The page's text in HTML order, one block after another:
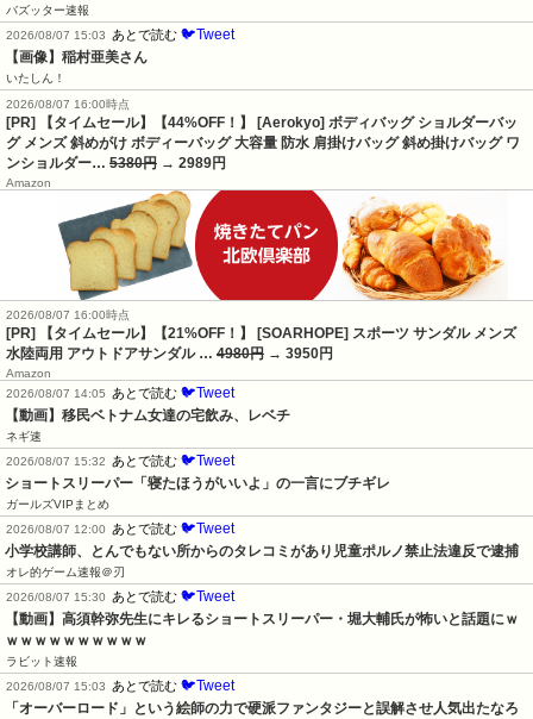
バズッター速報
2026/08/07 15:03 あとで読む 🐦Tweet
【画像】稲村亜美さん
いたしん！
2026/08/07 16:00時点
[PR] 【タイムセール】【44%OFF！】 [Aerokyo] ボディバッグ ショルダーバッ
グ メンズ 斜めがけ ボディーバッグ 大容量 防水 肩掛けバッグ 斜め掛けバッグ ワ
ンショルダー… 5380円 → 2989円
Amazon
2026/08/07 16:00時点
[PR] 【タイムセール】【21%OFF！】 [SOARHOPE] スポーツ サンダル メンズ
水陸両用 アウトドアサンダル … 4980円 → 3950円
Amazon
2026/08/07 14:05 あとで読む 🐦Tweet
【動画】移民ベトナム女達の宅飲み、レベチ
ネギ速
2026/08/07 15:32 あとで読む 🐦Tweet
ショートスリーパー「寝たほうがいいよ」の一言にブチギレ
ガールズVIPまとめ
2026/08/07 12:00 あとで読む 🐦Tweet
小学校講師、とんでもない所からのタレコミがあり児童ポルノ禁止法違反で逮捕
オレ的ゲーム速報＠刃
2026/08/07 15:30 あとで読む 🐦Tweet
【動画】高須幹弥先生にキレるショートスリーパー・堀大輔氏が怖いと話題にｗ
ｗｗｗｗｗｗｗｗｗｗ
ラビット速報
2026/08/07 15:03 あとで読む 🐦Tweet
「オーバーロード」という絵師の力で硬派ファンタジーと誤解させ人気出たなろ